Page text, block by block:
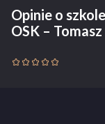
Opinie o
OSK –